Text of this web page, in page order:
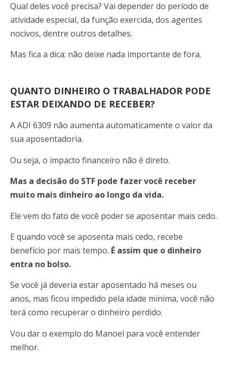
Qual deles você precisa? Vai depender do período de
atividade especial, da função exercida, dos agentes
nocivos, dentre outros detalhes.
Mas fica a dica: não deixe nada importante de fora.
QUANTO DINHEIRO O TRABALHADOR PODE
ESTAR DEIXANDO DE RECEBER?
A ADI 6309 não aumenta automaticamente o valor da
sua aposentadoria.
Ou seja, o impacto financeiro não é direto.
Mas a decisão do STF pode fazer você receber
muito mais dinheiro ao longo da vida.
Ele vem do fato de você poder se aposentar mais cedo.
E quando você se aposenta mais cedo, recebe
benefício por mais tempo. É assim que o dinheiro
entra no bolso.
Se você já deveria estar aposentado há meses ou
anos, mas ficou impedido pela idade mínima, você não
terá como recuperar o dinheiro perdido.
Vou dar o exemplo do Manoel para você entender
melhor.